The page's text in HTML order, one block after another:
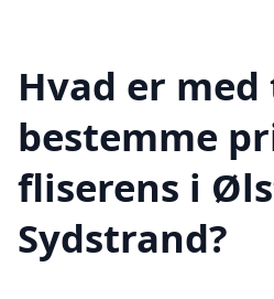
Hvad er
bestemme
fliserens i
Sydstrand?